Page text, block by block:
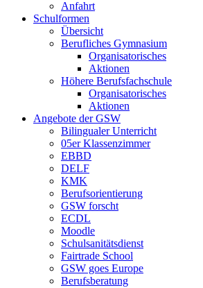
Anfahrt
Schulformen
Übersicht
Berufliches Gymnasium
Organisatorisches
Aktionen
Höhere Berufsfachschule
Organisatorisches
Aktionen
Angebote der GSW
Bilingualer Unterricht
05er Klassenzimmer
EBBD
DELF
KMK
Berufsorientierung
GSW forscht
ECDL
Moodle
Schulsanitätsdienst
Fairtrade School
GSW goes Europe
Berufsberatung